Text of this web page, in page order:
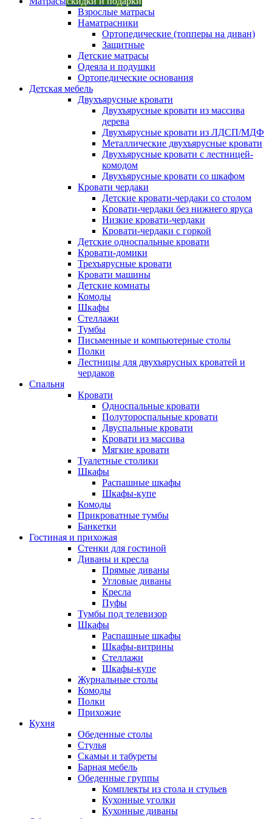
Взрослые матрасы
Наматрасники
Ортопедические (топперы на диван)
Защитные
Детские матрасы
Одеяла и подушки
Ортопедические основания
Детская мебель
Двухъярусные кровати
Двухъярусные кровати из массива
дерева
Двухъярусные кровати из ЛДСП/МДФ
Металлические двухъярусные кровати
Двухъярусные кровати с лестницей-
комодом
Двухъярусные кровати со шкафом
Кровати чердаки
Детские кровати-чердаки со столом
Кровати-чердаки без нижнего яруса
Низкие кровати-чердаки
Кровати-чердаки с горкой
Детские односпальные кровати
Кровати-домики
Трехъярусные кровати
Кровати машины
Детские комнаты
Комоды
Шкафы
Стеллажи
Тумбы
Письменные и компьютерные столы
Полки
Лестницы для двухъярусных кроватей и
чердаков
Спальня
Кровати
Односпальные кровати
Полутороспальные кровати
Двуспальные кровати
Кровати из массива
Мягкие кровати
Туалетные столики
Шкафы
Распашные шкафы
Шкафы-купе
Комоды
Прикроватные тумбы
Банкетки
Гостиная и прихожая
Стенки для гостиной
Диваны и кресла
Прямые диваны
Угловые диваны
Кресла
Пуфы
Тумбы под телевизор
Шкафы
Распашные шкафы
Шкафы-витрины
Стеллажи
Шкафы-купе
Журнальные столы
Комоды
Полки
Прихожие
Кухня
Обеденные столы
Стулья
Скамьи и табуреты
Барная мебель
Обеденные группы
Комплекты из стола и стульев
Кухонные уголки
Кухонные диваны